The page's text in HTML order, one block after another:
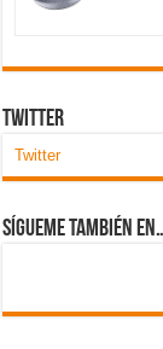
Twitter
Twitter
Sígueme también